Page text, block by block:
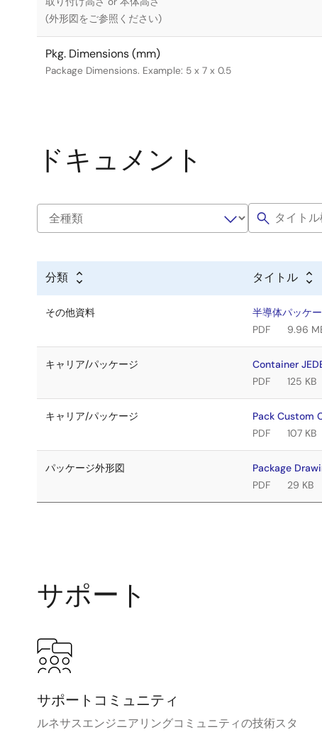
(外形図をご参照ください)
Pkg. Dimensions (mm)
Package Dimensions. Example: 5 x 7 x 0.5
ドキュメント
分類 タイトル
その他資料
半導体パッケ
PDF
9.96
キャリア/パッケージ
Container
PDF
125 KB
キャリア/パッケージ
Pack Custom
PDF
107 KB
パッケージ外形図
Package
PDF
29 KB
サポート
サポートコミュニティ
ルネサスエンジニアリングコミュニティの技術スタ